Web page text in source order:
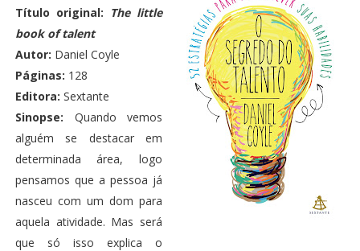
Título original: The little
book of talent
Autor: Daniel Coyle
Páginas: 128
Editora: Sextante
Sinopse: Quando vemos
alguém se destacar em
determinada área, logo
pensamos que a pessoa já
nasceu com um dom para
aquela atividade. Mas será
que só isso explica o